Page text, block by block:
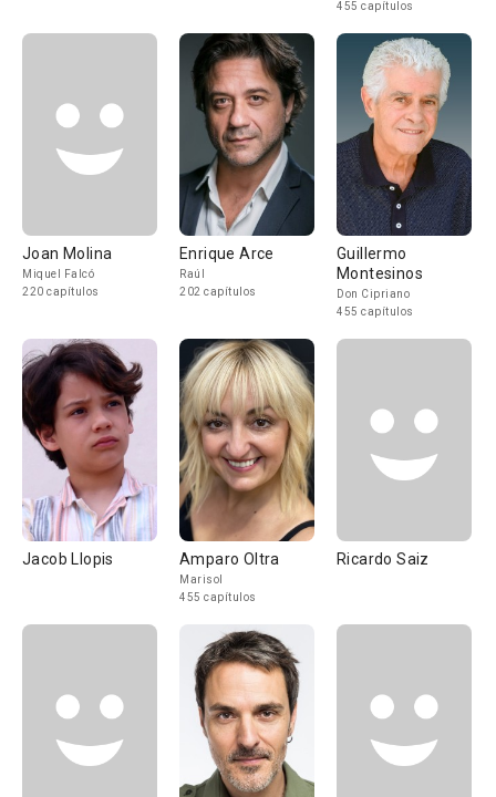
455 capítulos
Joan Molina
Miquel Falcó
220 capítulos
Enrique Arce
Raúl
202 capítulos
Guillermo
Montesinos
Don Cipriano
455 capítulos
Jacob Llopis Amparo Oltra
Marisol
455 capítulos
Ricardo Saiz